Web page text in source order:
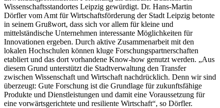
Wissenschaftsstandortes Leipzig gewürdigt. Dr. Hans-Martin
Dörfler vom Amt für Wirtschaftsförderung der Stadt Leipzig betonte
in seinem Grußwort, dass sich vor allem für kleine und
mittelständische Unternehmen interessante Möglichkeiten für
Innovationen ergeben. Durch aktive Zusammenarbeit mit den
lokalen Hochschulen können kluge Forschungspartnerschaften
etabliert und das dort vorhandene Know-how genutzt werden. „Aus
diesem Grund unterstützt die Stadtverwaltung den Transfer
zwischen Wissenschaft und Wirtschaft nachdrücklich. Denn wir sind
überzeugt: Gute Forschung ist die Grundlage für zukunftsfähige
Produkte und Dienstleistungen und damit eine Voraussetzung für
eine vorwärtsgerichtete und resiliente Wirtschaft“, so Dörfler.